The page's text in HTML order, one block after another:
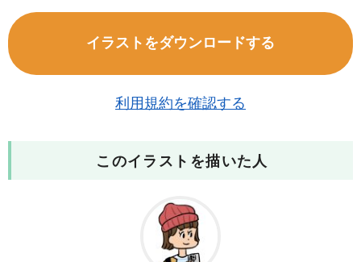
イラストをダウンロードする
利用規約を確認する
このイラストを描いた人